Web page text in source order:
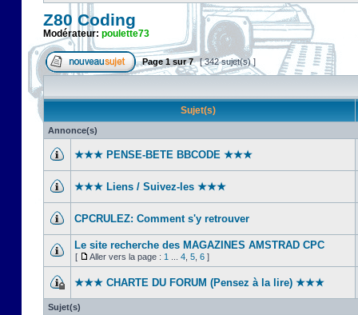
Z80 Coding
Modérateur: poulette73
Page1sur7 [ 342 sujet(s) ]
Sujet(s)
Annonce(s)
★★★ PENSE-BETE BBCODE ★★★
★★★ Liens / Suivez-les ★★★
CPCRULEZ: Comment s'y retrouver‎
Le site recherche des MAGAZINES AMSTRAD CPC
[ Aller vers la page : 1 4 5 6 ]
★★★ CHARTE DU FORUM (Pensez à la lire) ★★★
Sujet(s)